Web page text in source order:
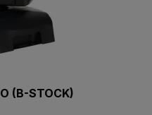
(B-STOCK)